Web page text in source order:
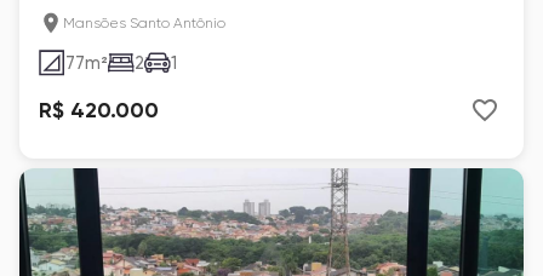
NovaMansões Santo Antônio
77m² 2 1
R$ 420.000